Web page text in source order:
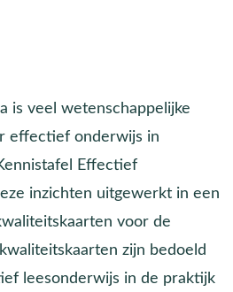
is veel wetenschappelijke
effectief onderwijs in
Effectief
inzichten uitgewerkt in een
voor de
zijn bedoeld
leesonderwijs in de praktijk